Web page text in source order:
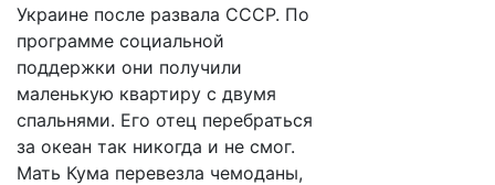
Украине после развала СССР. По
программе социальной
поддержки они получили
маленькую квартиру с двумя
спальнями. Его отец перебраться
за океан так никогда и не смог.
Мать Кума перевезла чемоданы,